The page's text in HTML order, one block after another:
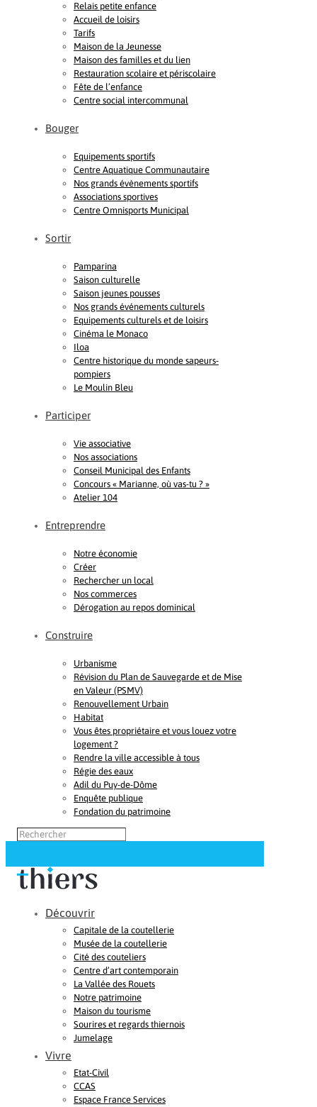
Relais petite enfance
Accueil de loisirs
Tarifs
Maison de la Jeunesse
Maison des familles et du lien
Restauration scolaire et périscolaire
Fête de l’enfance
Centre social intercommunal
Bouger
Equipements sportifs
Centre Aquatique Communautaire
Nos grands évènements sportifs
Associations sportives
Centre Omnisports Municipal
Sortir
Pamparina
Saison culturelle
Saison jeunes pousses
Nos grands événements culturels
Equipements culturels et de loisirs
Cinéma le Monaco
Iloa
Centre historique du monde sapeurs-
pompiers
Le Moulin Bleu
Participer
Vie associative
Nos associations
Conseil Municipal des Enfants
Concours « Marianne, où vas-tu ? »
Atelier 104
Entreprendre
Notre économie
Créer
Rechercher un local
Nos commerces
Dérogation au repos dominical
Construire
Urbanisme
Révision du Plan de Sauvegarde et de Mise
en Valeur (PSMV)
Renouvellement Urbain
Habitat
Vous êtes propriétaire et vous louez votre
logement ?
Rendre la ville accessible à tous
Régie des eaux
Adil du Puy-de-Dôme
Enquête publique
Fondation du patrimoine
Découvrir
Capitale de la coutellerie
Musée de la coutellerie
Cité des couteliers
Centre d’art contemporain
La Vallée des Rouets
Notre patrimoine
Maison du tourisme
Sourires et regards thiernois
Jumelage
Vivre
Etat-Civil
CCAS
Espace France Services